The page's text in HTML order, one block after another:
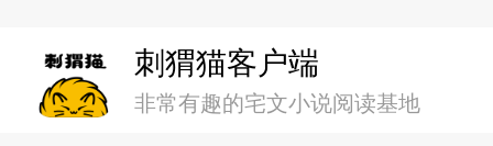
刺猬猫客户端
非常有趣的宅文小说阅读基地